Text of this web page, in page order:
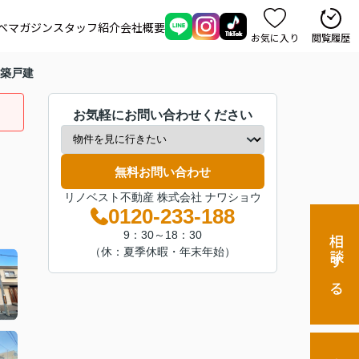
マガジンスタッフ紹介会社概要
お気に入り 閲覧履歴
相談する
戸建
お気軽にお問い合わせください
無料お問い合わせ
リノベスト不動産 株式会社 ナワショウ
0120-233-188
9：30～18：30
（休：夏季休暇・年末年始）